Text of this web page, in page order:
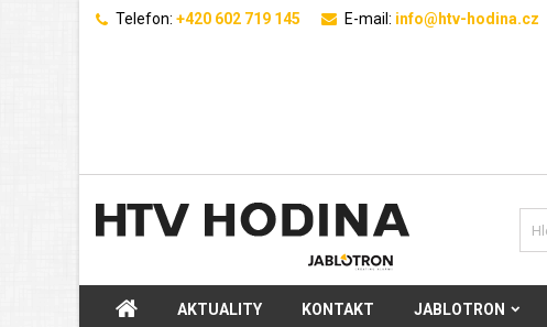
Telefon: +420 602 719 145 E-mail: info@htv-hodina.cz
AKTUALITY KONTAKT JABLOTRON